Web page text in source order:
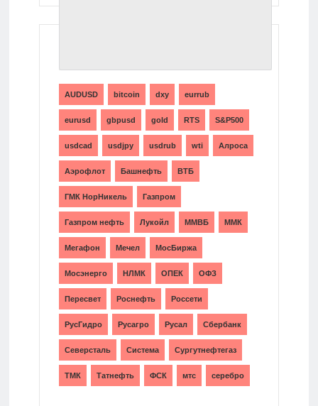
AUDUSD bitcoin dxy eurrub
eurusd gbpusd gold RTS S&P500
usdcad usdjpy usdrub wti Алроса
Аэрофлот Башнефть ВТБ
ГМК НорНикель Газпром
Газпром нефть Лукойл ММВБ ММК
Мегафон Мечел МосБиржа
Мосэнерго НЛМК ОПЕК ОФЗ
Пересвет Роснефть Россети
РусГидро Русагро Русал Сбербанк
Северсталь Система Сургутнефтегаз
ТМК Татнефть ФСК мтс серебро